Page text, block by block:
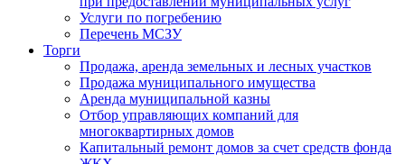
Услуги по погребению
Перечень МСЗУ
Торги
Продажа, аренда земельных и лесных участков
Продажа муниципального имущества
Аренда муниципальной казны
Отбор управляющих компаний для
многоквартирных домов
Капитальный ремонт домов за счет средств фонда